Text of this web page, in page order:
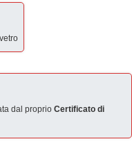
dal proprio Certificato di